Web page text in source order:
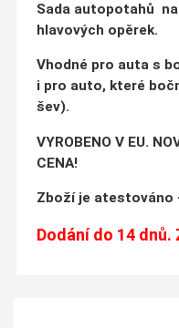
Sada autopotahů
hlavových opěrek.
Vhodné pro auta s
i pro auto, které
šev).
VYROBENO V EU.
CENA!
Zboží je atestováno
Dodání do 14